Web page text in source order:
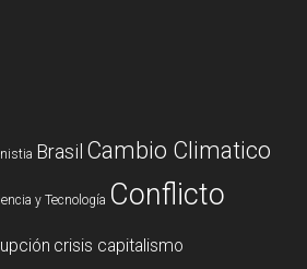
Brasil Cambio Climatico
y Tecnología Conflicto
crisis capitalismo